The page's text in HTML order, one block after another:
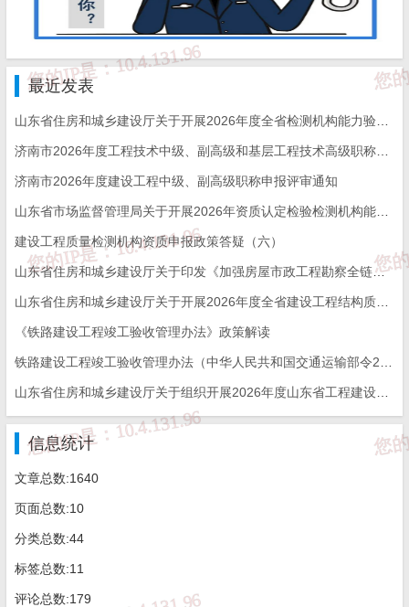
而立居（一哥陈的济南工程博客）
发布的有关信息
数据，包括但不限于参与活动、成交信息及评价详
情；
c) 违反法律规定或违反而立居（一哥陈的济南工程
博客）规则行为及
而立居（一哥陈的济南工程博
客）已对您采取的措施。
2. 信息使用
a)而立居（一哥陈的济南工程博客）
不会向任何无
关第三方提供、出售、出租、分享或交易您的个人
信息，除非事先得到您的许可，或该第三方和而立
居（一哥陈的济南工程博客）单独或共同为您提供
服务，且在该服务结束后，其将被禁止访问包括其
以前能够访问的所有这些资料。
b)而立居（一哥陈的济南工程博客）
亦不允许任何
（一哥陈的济南工程博客）
的服务协议。
最近发表
济南市2026年度建设工程中级、副高级职称申报评审通知
建设工程质量检测机构资质申报政策答疑（六）
山东省住房和城乡建设厅关于印发《加强房屋市政工程勘察全链条管理实施方案》的通知
《铁路建设工程竣工验收管理办法》政策解读
信息统计
文章总数:1640
页面总数:10
分类总数:44
标签总数:11
评论总数:179